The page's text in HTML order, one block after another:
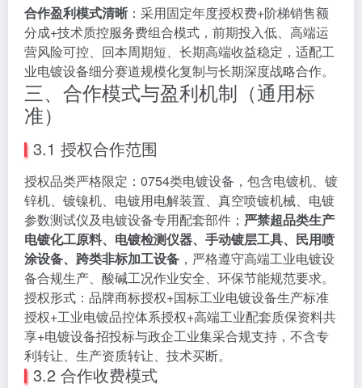
合作盈利模式清晰 ：采用固定年度授权费+阶梯销售额
分成+技术质控服务费组合模式，前期投入低、高端运
营风险可控、回本周期短、长期高端收益稳定，适配工
业电镀设备细分赛道规模化复制与长期深度战略合作。
三、合作模式与盈利机制（通用标
准）
3.1 授权合作范围
授权品类严格限定：0754类电镀设备，包含电镀机、镀
锌机、镀镍机、电镀用电解装置、真空喷镀机械、电镀
参数测试仪及电镀设备专用配套部件； 严禁超品类生产
电镀化工原料、电镀检测仪器、手动镀层工具、民用喷
涂设备、跨类非标加工设备 ，严格遵守高端工业电镀设
备合规生产、酸碱工况作业安全、环保节能规范要求。
授权形式：品牌商标授权+国标工业电镀设备生产标准
授权+工业电镀品控体系授权+高端工业配套质保资料共
享+电镀设备招投标与政企工业集采合规支持，不含专
利转让、生产资质转让、技术买断。
3.2 合作收费模式